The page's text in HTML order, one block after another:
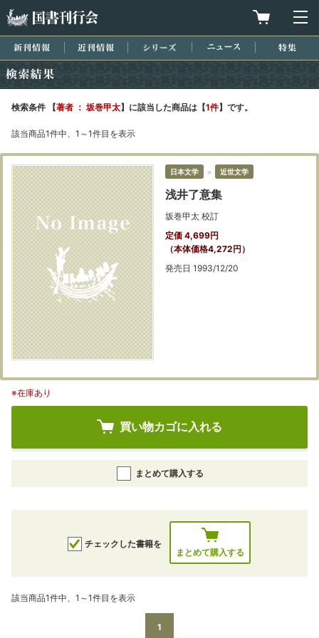
買物カゴを
新刊情報 近刊情報 シリーズ ニュース
検索条件 【著者 ： 坂巻甲太】に該当した商品は【1件】です。
該当商品1件中、1～1件目を表示
日本文学 ＞ 近世文学
浅井了意集
坂巻甲太 校訂
定価 4,699円
（本体価格4,272円）
発売日 1993/12/20
※在庫あり
買い物カゴに入れる
まとめて購入する
チェックした書籍を
まとめて購入する
該当商品1件中、1～1件目を表示
1